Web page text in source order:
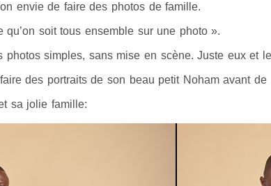
envie de faire des photos de famille.
qu’on soit tous ensemble sur une photo ».
photos simples, sans mise en scène. Juste eux et
des portraits de son beau petit Noham avant
sa jolie famille: